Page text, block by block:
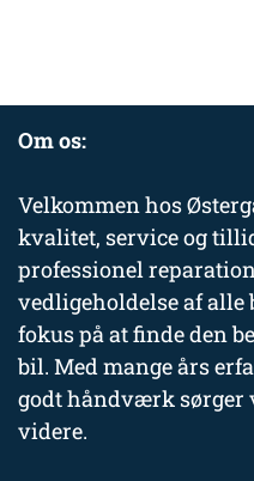
Om os:
Velkommen hos
kvalitet, service og
professionel
vedligeholdelse af
fokus på at finde den
bil. Med mange års
godt håndværk sørger
videre.